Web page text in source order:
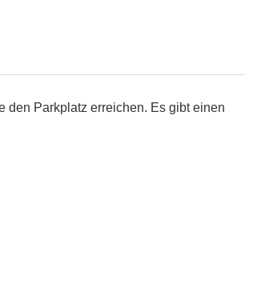
den Parkplatz erreichen. Es gibt einen